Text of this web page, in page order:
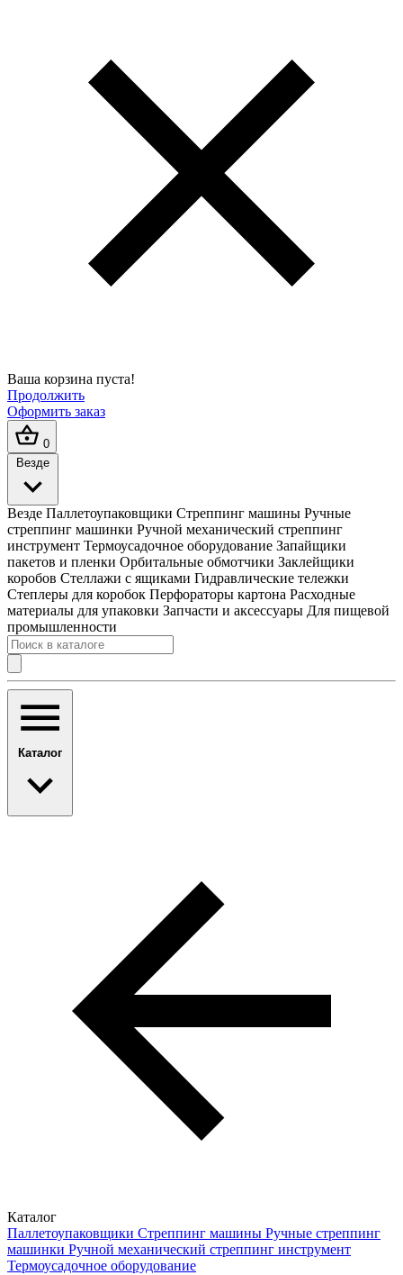
Ваша корзина пуста!
Продолжить
Оформить заказ
0
Везде
Везде Паллетоупаковщики Стреппинг машины Ручные
стреппинг машинки Ручной механический стреппинг
инструмент Термоусадочное оборудование Запайщики
пакетов и пленки Орбитальные обмотчики Заклейщики
коробов Стеллажи с ящиками Гидравлические тележки
Степлеры для коробок Перфораторы картона Расходные
материалы для упаковки Запчасти и аксессуары Для пищевой
промышленности
Каталог
Каталог
Паллетоупаковщики Стреппинг машины Ручные стреппинг
машинки Ручной механический стреппинг инструмент
Термоусадочное оборудование